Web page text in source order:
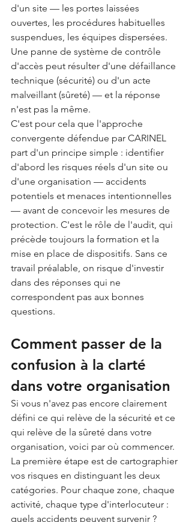
d'un site — les portes laissées
ouvertes, les procédures habituelles
suspendues, les équipes dispersées.
Une panne de système de contrôle
d'accès peut résulter d'une défaillance
technique (sécurité) ou d'un acte
malveillant (sûreté) — et la réponse
n'est pas la même.
C'est pour cela que l'approche
convergente défendue par CARINEL
part d'un principe simple : identifier
d'abord les risques réels d'un site ou
d'une organisation — accidents
potentiels et menaces intentionnelles
— avant de concevoir les mesures de
protection. C'est le rôle de l'audit, qui
précède toujours la formation et la
mise en place de dispositifs. Sans ce
travail préalable, on risque d'investir
dans des réponses qui ne
correspondent pas aux bonnes
questions.
Comment passer de la
confusion à la clarté
dans votre organisation
Si vous n'avez pas encore clairement
défini ce qui relève de la sécurité et ce
qui relève de la sûreté dans votre
organisation, voici par où commencer.
La première étape est de cartographier
vos risques en distinguant les deux
catégories. Pour chaque zone, chaque
activité, chaque type d'interlocuteur :
quels accidents peuvent survenir ?